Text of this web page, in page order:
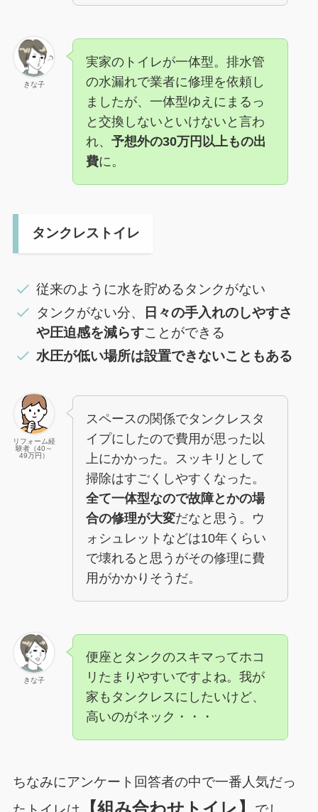
きな子
実家のトイレが一体型。排水管
の水漏れで業者に修理を依頼し
ましたが、一体型ゆえにまるっ
と交換しないといけないと言わ
れ、 予想外の30万円以上もの出
費に。
タンクレストイレ
従来のように水を貯めるタンクがない
タンクがない分、
日々の手入れのしやすさ
や圧迫感を減らすことができる
水圧が低い場所は設置できないこともある
リフォーム経
験者（40～
49万円）
スペースの関係でタンクレスタ
イプにしたので費用が思った以
上にかかった。スッキリとして
掃除はすごくしやすくなった。
全て一体型なので故障とかの場
合の修理が大変だなと思う。ウ
ォシュレットなどは10年くらい
で壊れると思うがその修理に費
用がかかりそうだ。
きな子
便座とタンクのスキマってホコ
リたまりやすいですよね。我が
家もタンクレスにしたいけど、
高いのがネック・・・
ちなみにアンケート回答者の中で一番人気だっ